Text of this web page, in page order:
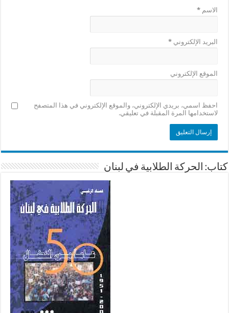
الاسم*
البريد الإلكتروني*
الموقع الإلكتروني
احفظ اسمي، بريدي الإلكتروني، والموقع الإلكتروني في هذا المتصفح
لاستخدامها المرة المقبلة في تعليقي.
كتاب: الحركة الطلابية في لبنان